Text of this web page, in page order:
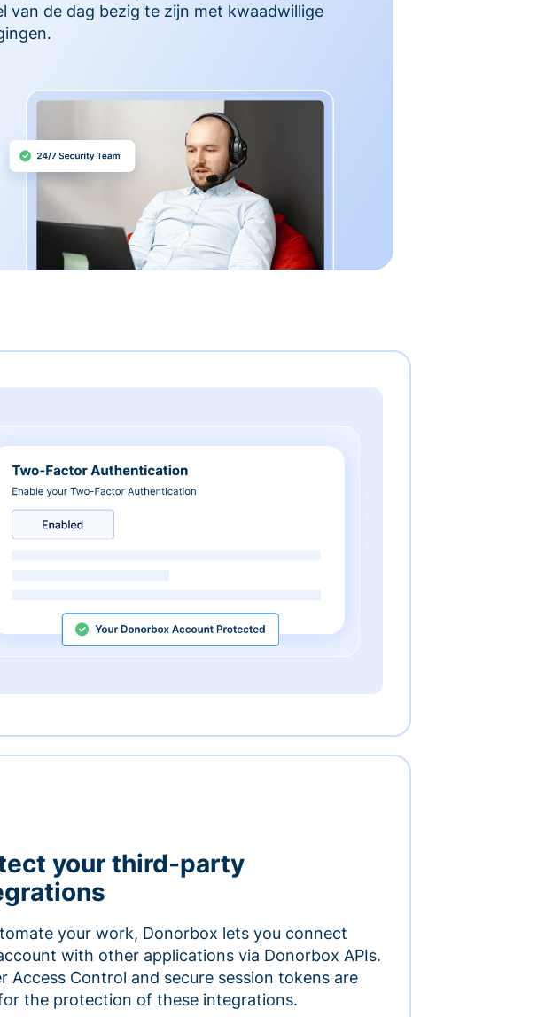
van de dag bezig te zijn met kwaadwillige
your third-party
your work, Donorbox lets you connect
with other applications via Donorbox APIs.
Access Control and secure session tokens are
the protection of these integrations.